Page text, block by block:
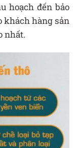
hoạch đến bảo
khách hàng sản
nhất.